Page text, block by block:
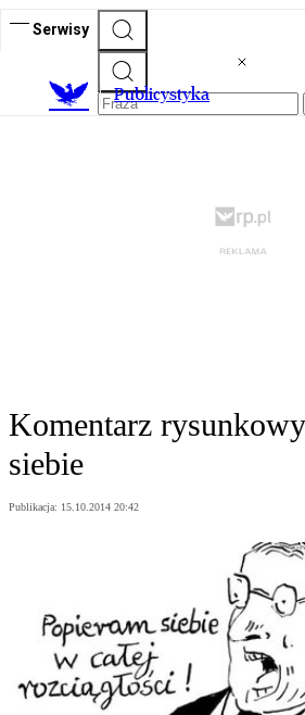
Serwisy
Publicystyka
Komentarz
siebie
Publikacja: 15.10.2014 20:42